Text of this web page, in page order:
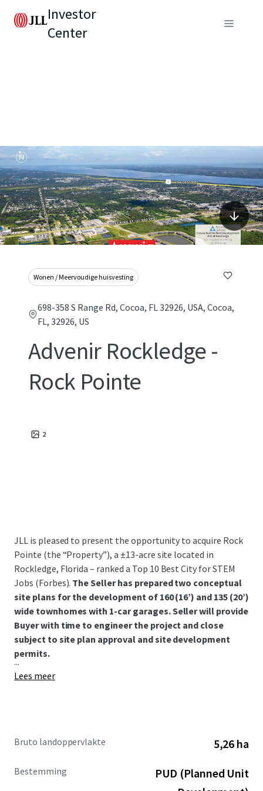
Investor
Center
Wonen / Meervoudige huisvesting
698-358 S Range Rd, Cocoa, FL 32926, USA, Cocoa,
FL, 32926, US
Advenir Rockledge -
Rock Pointe
2
JLL is pleased to present the opportunity to acquire Rock
Pointe (the “Property”), a ±13-acre site located in
Rockledge, Florida – ranked a Top 10 Best City for STEM
Jobs (Forbes). The Seller has prepared two conceptual
site plans for the development of 160 (16’) and 135 (20’)
wide townhomes with 1-car garages. Seller will provide
Buyer with time to engineer the project and close
subject to site plan approval and site development
permits.
...
Lees meer
Bruto landoppervlakte 5,26 ha
Bestemming
PUD (Planned Unit